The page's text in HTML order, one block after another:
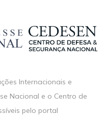
Internacionais e
Nacional e o Centro de
pelo portal